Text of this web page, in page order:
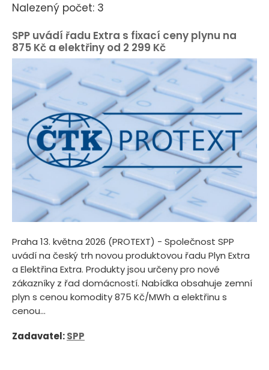
Nalezený počet: 3
SPP uvádí řadu Extra s fixací ceny plynu na
875 Kč a elektřiny od 2 299 Kč
Praha 13. května 2026 (PROTEXT) - Společnost SPP
uvádí na český trh novou produktovou řadu Plyn Extra
a Elektřina Extra. Produkty jsou určeny pro nové
zákazníky z řad domácností. Nabídka obsahuje zemní
plyn s cenou komodity 875 Kč/MWh a elektřinu s
cenou...
Zadavatel:SPP